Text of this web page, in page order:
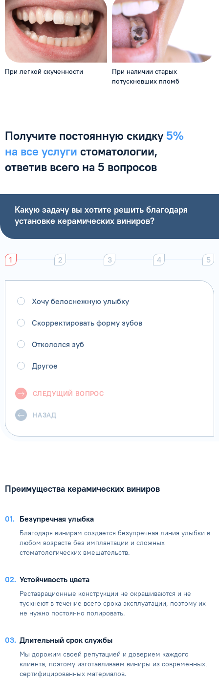
При легкой скученности
При наличии старых
потускневших пломб
Получите постоянную скидку 5%
на все услуги стоматологии,
ответив всего на 5 вопросов
Какую задачу вы хотите решить благодаря
установке керамических виниров?
1 2 3 4 5
Хочу белоснежную улыбку
Скорректировать форму зубов
Откололся зуб
Другое
СЛЕДУЩИЙ ВОПРОС
НАЗАД
Преимущества керамических виниров
01 Безупречная улыбка
Благодаря винирам создается безупречная линия улыбки в
любом возрасте без имплантации и сложных
стоматологических вмешательств.
02 Устойчивость цвета
Реставрационные конструкции не окрашиваются и не
тускнеют в течение всего срока эксплуатации, поэтому их
не нужно постоянно полировать.
03 Длительный срок службы
Мы дорожим своей репутацией и доверием каждого
клиента, поэтому изготавливаем виниры из современных,
сертифицированных материалов.